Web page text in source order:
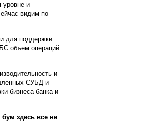
уровне и
видим по
для поддержки
объем операций
и
СУБД и
бизнеса банка и
здесь все не